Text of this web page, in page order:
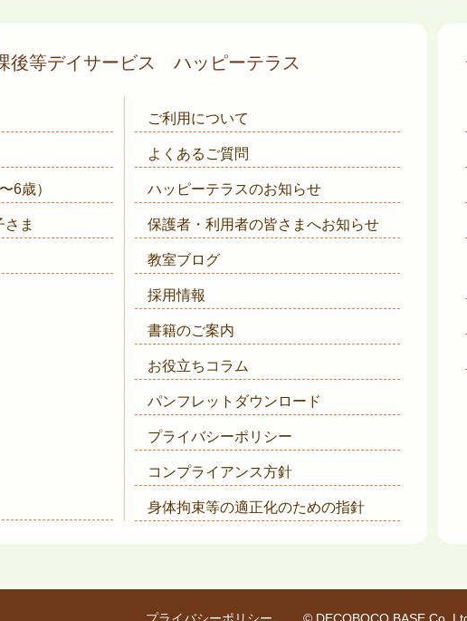
後等デイサービス ハッピーテラス
6歳）
ま
ご利用について
よくあるご質問
ハッピーテラスのお知らせ
保護者・利用者の皆さまへお知らせ
教室ブログ
採用情報
書籍のご案内
お役立ちコラム
パンフレットダウンロード
プライバシーポリシー
コンプライアンス方針
身体拘束等の適正化のための指針